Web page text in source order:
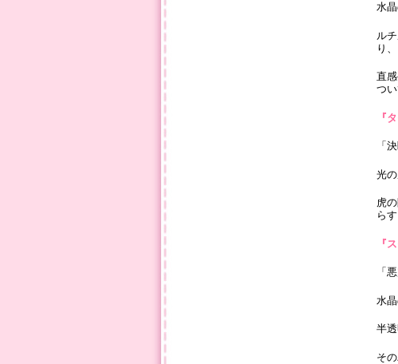
水
ル
り
直
つい
『
「
光
虎
ら
『
「
水
半
そ